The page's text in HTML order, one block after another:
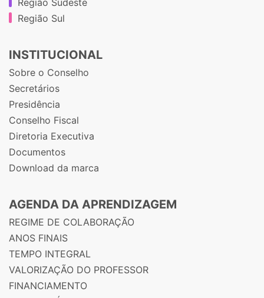
Região Sul
INSTITUCIONAL
Sobre o Conselho
Secretários
Presidência
Conselho Fiscal
Diretoria Executiva
Documentos
Download da marca
AGENDA DA APRENDIZAGEM
REGIME DE COLABORAÇÃO
ANOS FINAIS
TEMPO INTEGRAL
VALORIZAÇÃO DO PROFESSOR
FINANCIAMENTO